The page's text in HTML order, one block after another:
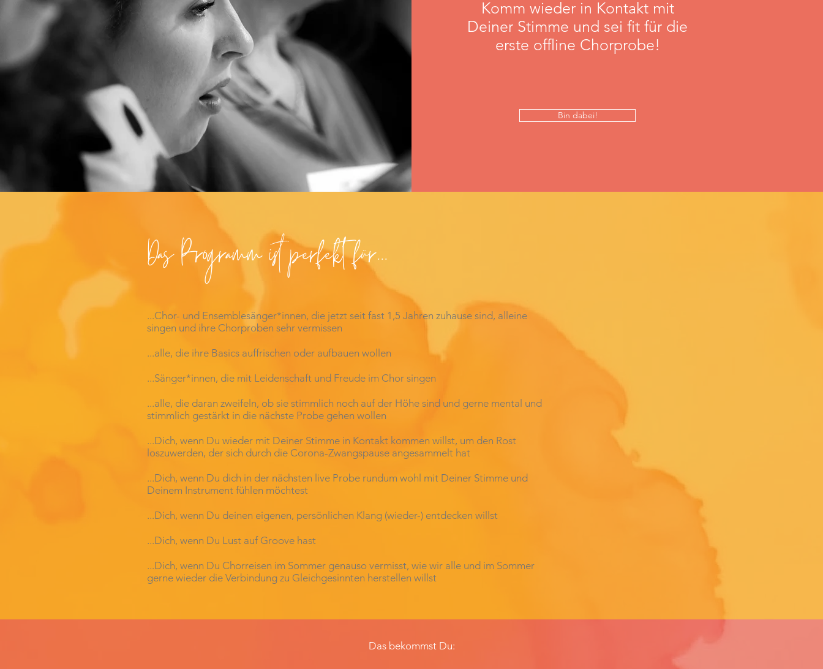
Komm wieder in Kontakt mit
Deiner Stimme und sei fit für die
erste offline Chorprobe!
Bin dabei!
Das Programm ist perfekt für...
...Chor- und Ensemblesänger*innen, die jetzt seit fast 1,5 Jahren zuhause sind, alleine
singen und ihre Chorproben sehr vermissen
...alle, die ihre Basics auffrischen oder aufbauen wollen
...Sänger*innen, die mit Leidenschaft und Freude im Chor singen
...alle, die daran zweifeln, ob sie stimmlich noch auf der Höhe sind und gerne mental und
stimmlich gestärkt in die nächste Probe gehen wollen
...Dich, wenn Du wieder mit Deiner Stimme in Kontakt kommen willst, um den Rost
loszuwerden, der sich durch die Corona-Zwangspause angesammelt hat
...Dich, wenn Du dich in der nächsten live Probe rundum wohl mit Deiner Stimme und
Deinem Instrument fühlen möchtest
...Dich, wenn Du deinen eigenen, persönlichen Klang (wieder-) entdecken willst
...Dich, wenn Du Lust auf Groove hast
...Dich, wenn Du Chorreisen im Sommer genauso vermisst, wie wir alle und im Sommer
gerne wieder die Verbindung zu Gleichgesinnten herstellen willst
Das bekommst Du: